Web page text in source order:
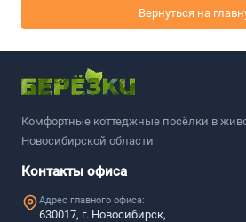
Вернуться на
Комфортные коттеджные посёлки в
Новосибирской области
Контакты офиса
Адрес главного офиса:
630017, г. Новосибирск,